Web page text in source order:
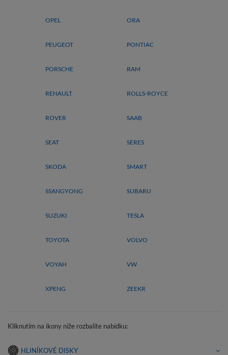
OPEL ORA
PEUGEOT PONTIAC
PORSCHE RAM
RENAULT ROLLS-ROYCE
ROVER SAAB
SEAT SERES
SKODA SMART
SSANGYONG SUBARU
SUZUKI TESLA
TOYOTA VOLVO
VOYAH VW
XPENG ZEEKR
Kliknutím na ikony níže rozbalíte nabídku:
HLINÍKOVÉ DISKY